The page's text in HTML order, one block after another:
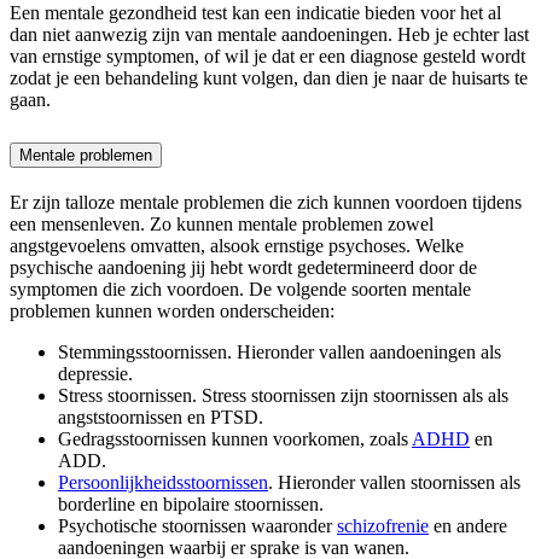
Een mentale gezondheid test kan een indicatie bieden voor het al
dan niet aanwezig zijn van mentale aandoeningen. Heb je echter last
van ernstige symptomen, of wil je dat er een diagnose gesteld wordt
zodat je een behandeling kunt volgen, dan dien je naar de huisarts te
gaan.
Mentale problemen
Er zijn talloze mentale problemen die zich kunnen voordoen tijdens
een mensenleven. Zo kunnen mentale problemen zowel
angstgevoelens omvatten, alsook ernstige psychoses. Welke
psychische aandoening jij hebt wordt gedetermineerd door de
symptomen die zich voordoen. De volgende soorten mentale
problemen kunnen worden onderscheiden:
Stemmingsstoornissen. Hieronder vallen aandoeningen als
depressie.
Stress stoornissen. Stress stoornissen zijn stoornissen als als
angststoornissen en PTSD.
Gedragsstoornissen kunnen voorkomen, zoals ADHD en
ADD.
Persoonlijkheidsstoornissen. Hieronder vallen stoornissen als
borderline en bipolaire stoornissen.
Psychotische stoornissen waaronderschizofrenie en andere
aandoeningen waarbij er sprake is van wanen.